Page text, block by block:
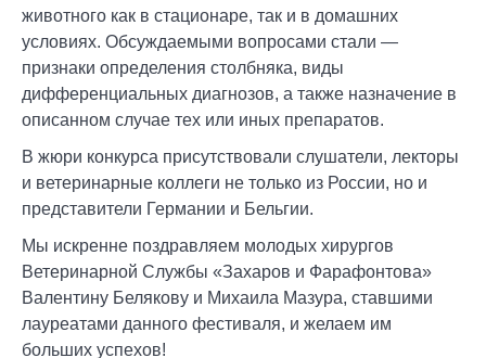
животного как в стационаре, так и в домашних
условиях. Обсуждаемыми вопросами стали —
признаки определения столбняка, виды
дифференциальных диагнозов, а также назначение в
описанном случае тех или иных препаратов.
В жюри конкурса присутствовали слушатели, лекторы
и ветеринарные коллеги не только из России, но и
представители Германии и Бельгии.
Мы искренне поздравляем молодых хирургов
Ветеринарной Службы «Захаров и Фарафонтова»
Валентину Белякову и Михаила Мазура, ставшими
лауреатами данного фестиваля, и желаем им
больших успехов!